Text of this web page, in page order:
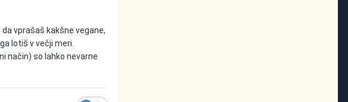
vprašaš kakšne vegane,
lotiš v večji meri.
način) so lahko nevarne